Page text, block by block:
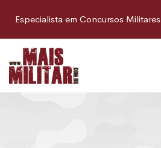
Especialista em Concursos Militares